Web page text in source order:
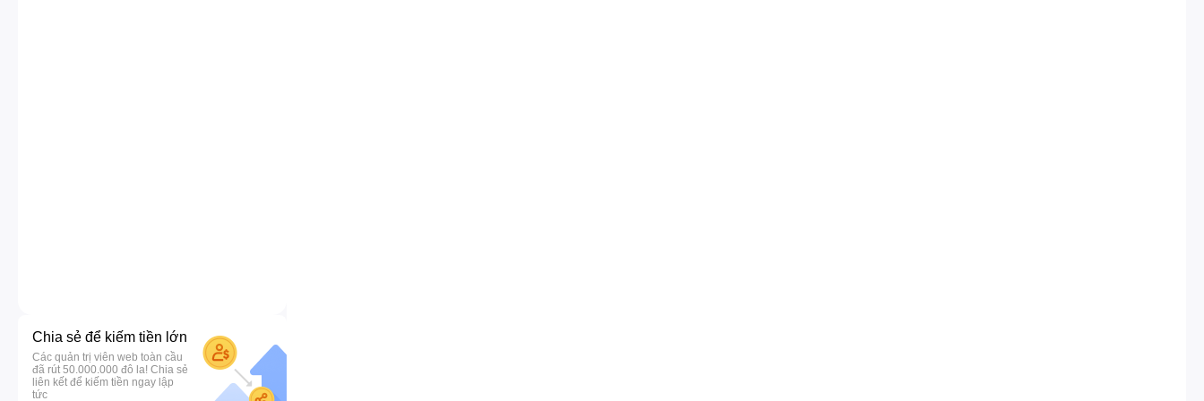
Chia sẻ để kiếm tiền lớn
Các quản trị viên web toàn cầu
đã rút 50.000.000 đô la! Chia sẻ
liên kết để kiếm tiền ngay lập
tức